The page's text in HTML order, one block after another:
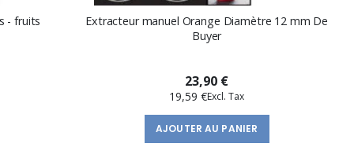
- fruits
Extracteur manuel Orange Diamètre 12 mm De
Buyer
23,90 €
19,59 €
AJOUTER AU PANIER